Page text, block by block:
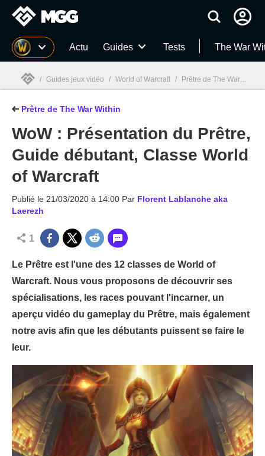
MGG Actu Guides Tests The War
MGG
/ Guides jeux vidéo / World of Warcraft / Prêtre de The War Within
Prêtre de The War Within
WoW : Présentation du Prêtre,
Guide débutant, Classe World
of Warcraft
Publié le 21/03/2020 à 14:00 Par Florent Lablanche aka
Laerezh
1
Le Prêtre est l'une des 12 classes de World of
Warcraft. Nous vous proposons de découvrir ses
spécialisations, les races pouvant l'incarner, un
aperçu vidéo du gameplay du Prêtre, mais également
notre avis afin que les débutants puissent se faire le
leur.